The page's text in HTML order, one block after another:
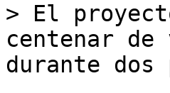
> El
centenar
durante dos